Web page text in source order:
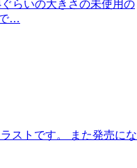
らいの大きさの未使用の
…
ストです。 また発売にな